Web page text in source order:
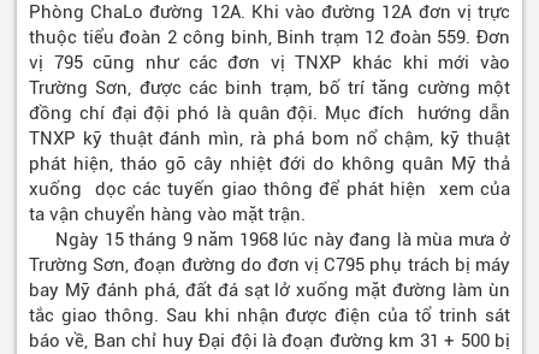
Phòng ChaLo đường 12A. Khi vào đường 12A đơn vị trực
thuộc tiểu đoàn 2 công binh, Binh trạm 12 đoàn 559. Đơn
vị 795 cũng như các đơn vị TNXP khác khi mới vào
Trường Sơn, được các binh trạm, bố trí tăng cường một
đồng chí đại đội phó là quân đội. Mục đích hướng dẫn
TNXP kỹ thuật đánh mìn, rà phá bom nổ chậm, kỹ thuật
phát hiện, tháo gỡ cây nhiệt đới do không quân Mỹ thả
xuống dọc các tuyến giao thông để phát hiện xem của
ta vận chuyển hàng vào mặt trận.
Ngày 15 tháng 9 năm 1968 lúc này đang là mùa mưa ở
Trường Sơn, đoạn đường do đơn vị C795 phụ trách bị máy
bay Mỹ đánh phá, đất đá sạt lở xuống mặt đường làm ùn
tắc giao thông. Sau khi nhận được điện của tổ trinh sát
báo về, Ban chỉ huy Đại đội là đoạn đường km 31 + 500 bị